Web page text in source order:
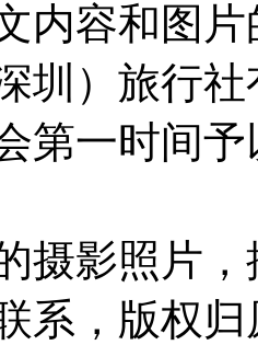
内容和图
圳）旅行
第一时间
摄影照片
系，版权